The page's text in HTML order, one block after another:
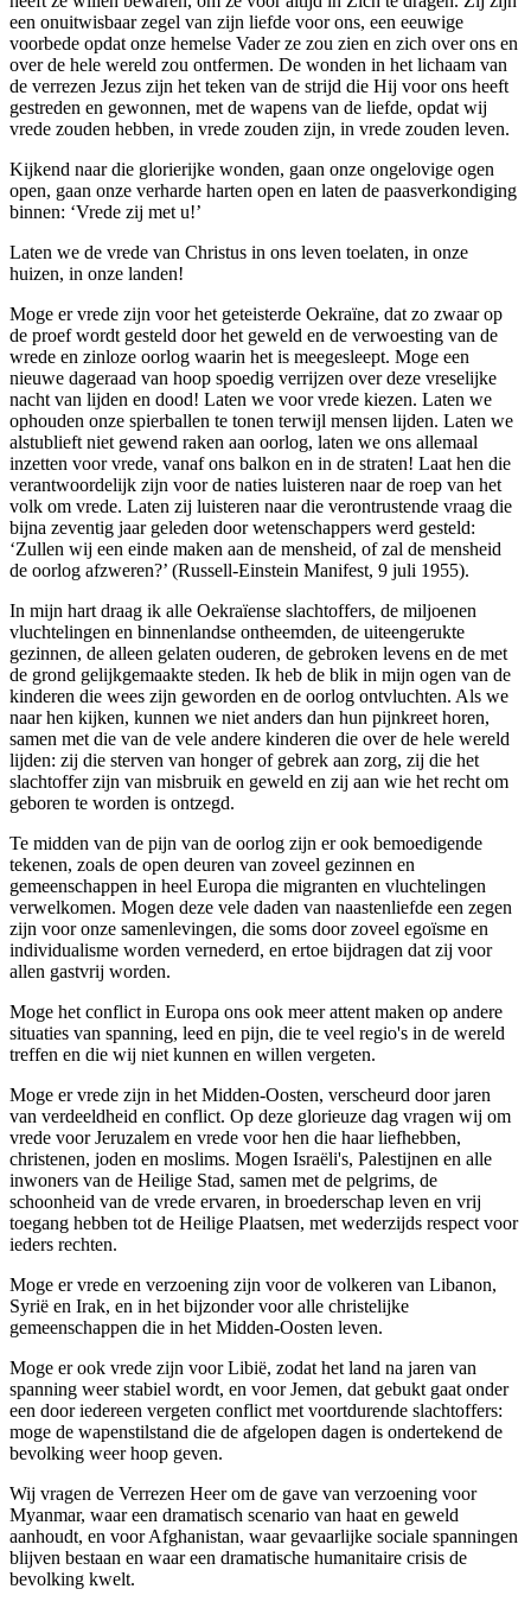
een onuitwisbaar zegel van zijn liefde voor ons, een eeuwige
voorbede opdat onze hemelse Vader ze zou zien en zich over ons en
over de hele wereld zou ontfermen. De wonden in het lichaam van
de verrezen Jezus zijn het teken van de strijd die Hij voor ons heeft
gestreden en gewonnen, met de wapens van de liefde, opdat wij
vrede zouden hebben, in vrede zouden zijn, in vrede zouden leven.
Kijkend naar die glorierijke wonden, gaan onze ongelovige ogen
open, gaan onze verharde harten open en laten de paasverkondiging
binnen: ‘Vrede zij met u!’
Laten we de vrede van Christus in ons leven toelaten, in onze
huizen, in onze landen!
Moge er vrede zijn voor het geteisterde Oekraïne, dat zo zwaar op
de proef wordt gesteld door het geweld en de verwoesting van de
wrede en zinloze oorlog waarin het is meegesleept. Moge een
nieuwe dageraad van hoop spoedig verrijzen over deze vreselijke
nacht van lijden en dood! Laten we voor vrede kiezen. Laten we
ophouden onze spierballen te tonen terwijl mensen lijden. Laten we
alstublieft niet gewend raken aan oorlog, laten we ons allemaal
inzetten voor vrede, vanaf ons balkon en in de straten! Laat hen die
verantwoordelijk zijn voor de naties luisteren naar de roep van het
volk om vrede. Laten zij luisteren naar die verontrustende vraag die
bijna zeventig jaar geleden door wetenschappers werd gesteld:
‘Zullen wij een einde maken aan de mensheid, of zal de mensheid
de oorlog afzweren?’ (Russell-Einstein Manifest, 9 juli 1955).
In mijn hart draag ik alle Oekraïense slachtoffers, de miljoenen
vluchtelingen en binnenlandse ontheemden, de uiteengerukte
gezinnen, de alleen gelaten ouderen, de gebroken levens en de met
de grond gelijkgemaakte steden. Ik heb de blik in mijn ogen van de
kinderen die wees zijn geworden en de oorlog ontvluchten. Als we
naar hen kijken, kunnen we niet anders dan hun pijnkreet horen,
samen met die van de vele andere kinderen die over de hele wereld
lijden: zij die sterven van honger of gebrek aan zorg, zij die het
slachtoffer zijn van misbruik en geweld en zij aan wie het recht om
geboren te worden is ontzegd.
Te midden van de pijn van de oorlog zijn er ook bemoedigende
tekenen, zoals de open deuren van zoveel gezinnen en
gemeenschappen in heel Europa die migranten en vluchtelingen
verwelkomen. Mogen deze vele daden van naastenliefde een zegen
zijn voor onze samenlevingen, die soms door zoveel egoïsme en
individualisme worden vernederd, en ertoe bijdragen dat zij voor
allen gastvrij worden.
Moge het conflict in Europa ons ook meer attent maken op andere
situaties van spanning, leed en pijn, die te veel regio's in de wereld
treffen en die wij niet kunnen en willen vergeten.
Moge er vrede zijn in het Midden-Oosten, verscheurd door jaren
van verdeeldheid en conflict. Op deze glorieuze dag vragen wij om
vrede voor Jeruzalem en vrede voor hen die haar liefhebben,
christenen, joden en moslims. Mogen Israëli's, Palestijnen en alle
inwoners van de Heilige Stad, samen met de pelgrims, de
schoonheid van de vrede ervaren, in broederschap leven en vrij
toegang hebben tot de Heilige Plaatsen, met wederzijds respect voor
ieders rechten.
Moge er vrede en verzoening zijn voor de volkeren van Libanon,
Syrië en Irak, en in het bijzonder voor alle christelijke
gemeenschappen die in het Midden-Oosten leven.
Moge er ook vrede zijn voor Libië, zodat het land na jaren van
spanning weer stabiel wordt, en voor Jemen, dat gebukt gaat onder
een door iedereen vergeten conflict met voortdurende slachtoffers:
moge de wapenstilstand die de afgelopen dagen is ondertekend de
bevolking weer hoop geven.
Wij vragen de Verrezen Heer om de gave van verzoening voor
Myanmar, waar een dramatisch scenario van haat en geweld
aanhoudt, en voor Afghanistan, waar gevaarlijke sociale spanningen
blijven bestaan en waar een dramatische humanitaire crisis de
bevolking kwelt.